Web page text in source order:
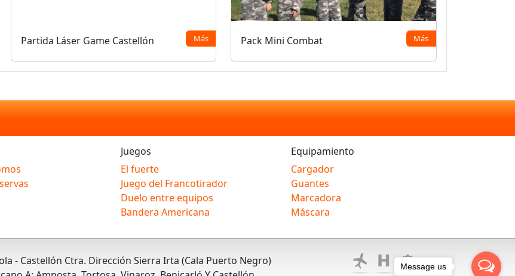
Partida Láser Game Castellón Más Pack Mini Combat Más
Juegos
El fuerte
Juego del Francotirador
Duelo entre equipos
Bandera Americana
Equipamiento
Cargador
Guantes
Marcadora
Máscara
- Castellón Ctra. Dirección Sierra Irta (Cala Puerto Negro)
Message us